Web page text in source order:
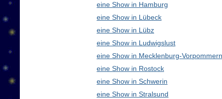
eine Show in Hamburg
eine Show in Lübeck
eine Show in Lübz
eine Show in Ludwigslust
eine Show in Mecklenburg-
eine Show in Rostock
eine Show in Schwerin
eine Show in Stralsund